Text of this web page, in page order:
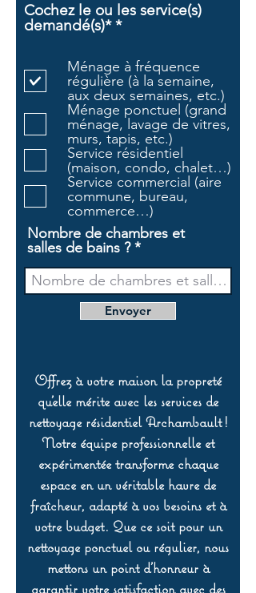
Cochez le ou les service(s)
demandé(s)* *O
g
a
t
o
i
r
e
Ménage à fréquence
régulière (à la semaine,
aux deux semaines, etc.)
Ménage ponctuel (grand
ménage, lavage de vitres,
murs, tapis, etc.)
Service résidentiel
(maison, condo, chalet…)
Service commercial (aire
commune, bureau,
commerce…)
Nombre de chambres et
salles de bains ?
Envoyer
Offrez à votre maison la propreté
qu’elle mérite avec les services de
nettoyage résidentiel Archambault !
Notre équipe professionnelle et
expérimentée transforme chaque
espace en un véritable havre de
fraîcheur, adapté à vos besoins et à
votre budget. Que ce soit pour un
nettoyage ponctuel ou régulier, nous
mettons un point d’honneur à
garantir votre satisfaction avec des